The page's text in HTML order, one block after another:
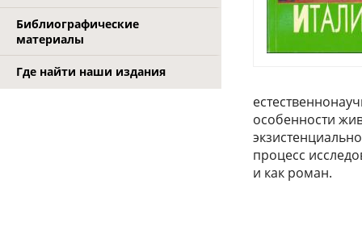
Библиографические
материалы
Где найти наши издания
особенности
процесс
и как роман.